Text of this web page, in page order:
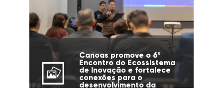
Canoas promove o 6º
Encontro do Ecossistema
de Inovação e fortalece
conexões para o
desenvolvimento da